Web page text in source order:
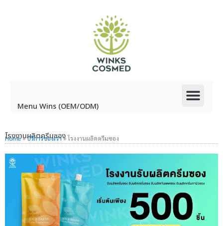
Menu Wins (OEM/ODM)
โรงงานผลิตครีมซอง
Home»บริการของเรา»โรงงานผลิตครีมซอง